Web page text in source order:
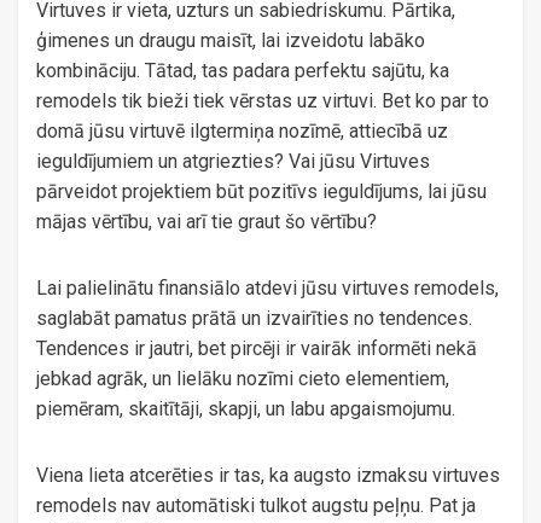
Virtuves ir vieta, uzturs un sabiedriskumu. Pārtika,
ģimenes un draugu maisīt, lai izveidotu labāko
kombināciju. Tātad, tas padara perfektu sajūtu, ka
remodels tik bieži tiek vērstas uz virtuvi. Bet ko par to
domā jūsu virtuvē ilgtermiņa nozīmē, attiecībā uz
ieguldījumiem un atgriezties? Vai jūsu Virtuves
pārveidot projektiem būt pozitīvs ieguldījums, lai jūsu
mājas vērtību, vai arī tie graut šo vērtību?
Lai palielinātu finansiālo atdevi jūsu virtuves remodels,
saglabāt pamatus prātā un izvairīties no tendences.
Tendences ir jautri, bet pircēji ir vairāk informēti nekā
jebkad agrāk, un lielāku nozīmi cieto elementiem,
piemēram, skaitītāji, skapji, un labu apgaismojumu.
Viena lieta atcerēties ir tas, ka augsto izmaksu virtuves
remodels nav automātiski tulkot augstu peļņu. Pat ja